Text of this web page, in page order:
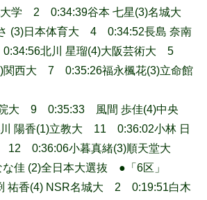
大学 2 0:34:39谷本 七星(3)名城大
(3)日本体育大 4 0:34:52長島 奈南
北川 星瑠(4)大阪芸術大 5
関西大 7 0:35:26福永楓花(3)立命館
院大 9 0:35:33 風間 歩佳(4)中央
陽香(1)立教大 11 0:36:02小林 日
12 0:36:06小暮真緒(3)順天堂大
佳 (2)全日本大選抜 ●「6区」
香(4) NSR名城大 2 0:19:51白木